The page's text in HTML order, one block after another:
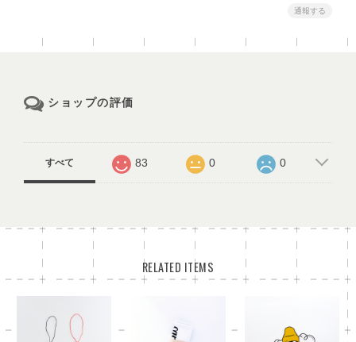
通報する
ショップの評価
すべて 83 0 0
RELATED ITEMS